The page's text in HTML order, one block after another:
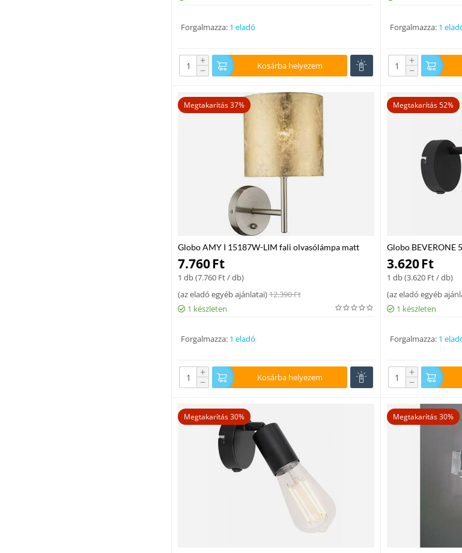
Forgalmazza: 1 eladó
+
− Kosárba helyezem
Forgalmazza: 1
+
−
Megtakarítás 37%
Globo AMY I 15187W-LIM fali olvasólámpa matt
nikkel fém 1 * E14 max. 40 W E14 IP20
7.760Ft
1 db (7.760 Ft/ db)
(az eladó egyéb ajánlatai)12.390Ft
1 készleten
Forgalmazza: 1 eladó
+
− Kosárba helyezem
Megtakarítás 52%
Globo BEVERONE
E27 max. 40 W E27
3.620Ft
1 db (3.620Ft/ db)
(az eladó egyéb
1 készleten
Forgalmazza: 1
+
−
Megtakarítás 30% Megtakarítás 30%